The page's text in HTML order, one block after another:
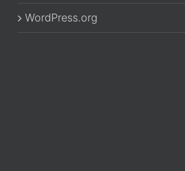
WordPress.org